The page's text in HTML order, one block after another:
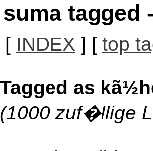
suma tagged
[ INDEX ] [ top
Tagged as
(1000 zuf�llige